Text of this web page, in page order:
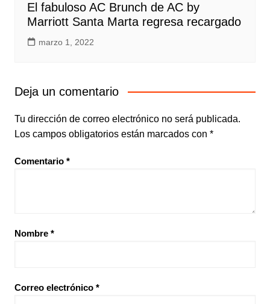
El fabuloso AC Brunch de AC by
Marriott Santa Marta regresa recargado
marzo 1, 2022
Deja un comentario
Tu dirección de correo electrónico no será publicada.
Los campos obligatorios están marcados con *
Comentario *
Nombre *
Correo electrónico *